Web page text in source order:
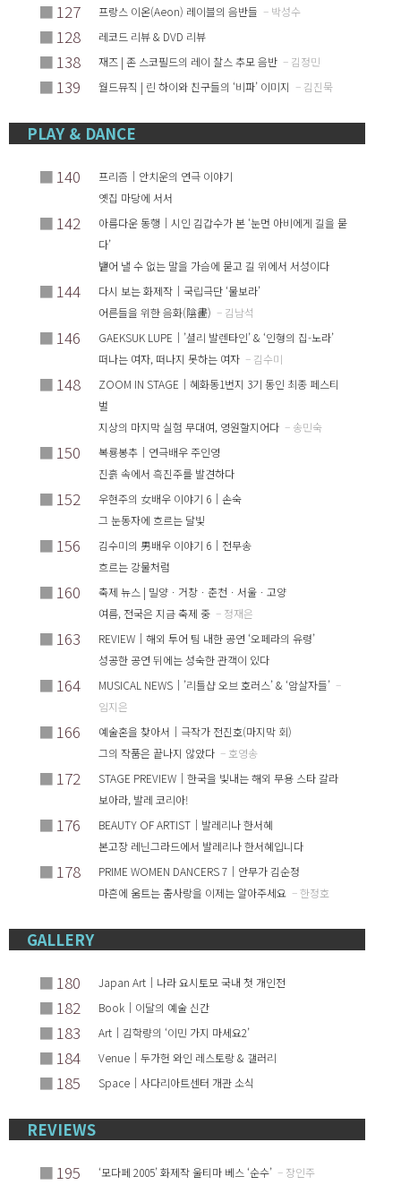
■ 127 프랑스 이온(Aeon) 레이블의 음반들 – 박성수
■ 128 레코드 리뷰 & DVD 리뷰
■ 138 재즈 | 존 스코필드의 레이 찰스 추모 음반 – 김정민
■ 139 월드뮤직 | 린 하이와 친구들의 ‘비파’ 이미지 – 김진묵
PLAY & DANCE
■ 140
프리즘｜안치운의 연극 이야기
옛집 마당에 서서
■ 142
아름다운 동행｜시인 김갑수가 본 ‘눈먼 아비에게 길을 묻
다’
뱉어 낼 수 없는 말을 가슴에 묻고 길 위에서 서성이다
■ 144
다시 보는 화제작｜국립극단 ‘물보라’
어른들을 위한 음화(陰畵) – 김남석
■ 146
GAEKSUK LUPE｜’셜리 발렌타인’ & ‘인형의 집-노라’
떠나는 여자, 떠나지 못하는 여자 – 김수미
■ 148
ZOOM IN STAGE｜혜화동1번지 3기 동인 최종 페스티
벌
지상의 마지막 실험 무대여, 영원할지어다 – 송민숙
■ 150
복룡봉추｜연극배우 주인영
진흙 속에서 흑진주를 발견하다
■ 152
우현주의 女배우 이야기 6｜손숙
그 눈동자에 흐르는 달빛
■ 156
김수미의 男배우 이야기 6｜전무송
흐르는 강물처럼
■ 160
축제 뉴스 | 밀양ㆍ거창ㆍ춘천ㆍ서울ㆍ고양
여름, 전국은 지금 축제 중 – 정재은
■ 163
REVIEW｜해외 투어 팀 내한 공연 ‘오페라의 유령’
성공한 공연 뒤에는 성숙한 관객이 있다
■ 164 MUSICAL NEWS｜’리틀샵 오브 호러스’ & ‘암살자들’ –
임지은
■ 166
예술혼을 찾아서｜극작가 전진호(마지막 회)
그의 작품은 끝나지 않았다 – 호영송
■ 172
STAGE PREVIEW｜한국을 빛내는 해외 무용 스타 갈라
보아라, 발레 코리아!
■ 176
BEAUTY OF ARTIST｜발레리나 한서혜
본고장 레닌그라드에서 발레리나 한서혜입니다
■ 178
PRIME WOMEN DANCERS 7｜안무가 김순정
마흔에 움트는 춤사랑을 이제는 알아주세요 – 한정호
GALLERY
■ 180 Japan Art｜나라 요시토모 국내 첫 개인전
■ 182 Book｜이달의 예술 신간
■ 183 Art｜김학량의 ‘이민 가지 마세요2’
■ 184 Venue｜두가헌 와인 레스토랑 & 갤러리
■ 185 Space｜사다리아트센터 개관 소식
REVIEWS
■ 195 ‘모다페 2005’ 화제작 울티마 베스 ‘순수’ – 장인주